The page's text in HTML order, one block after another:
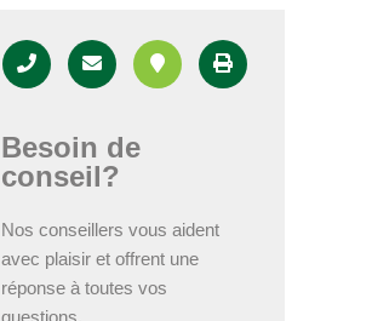
Besoin de
conseil?
Nos conseillers vous aident
avec plaisir et offrent une
réponse à toutes vos
questions.